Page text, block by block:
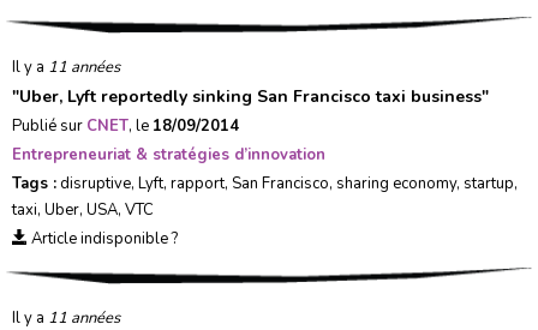
Il y a 11 années
"Uber, Lyft reportedly sinking San Francisco taxi business"
Publié sur CNET, le 18/09/2014
Entrepreneuriat & stratégies d’innovation
Tags :disruptive, Lyft, rapport, San Francisco, sharing economy, startup,
taxi, Uber, USA, VTC
Article indisponible ?
Il y a 11 années